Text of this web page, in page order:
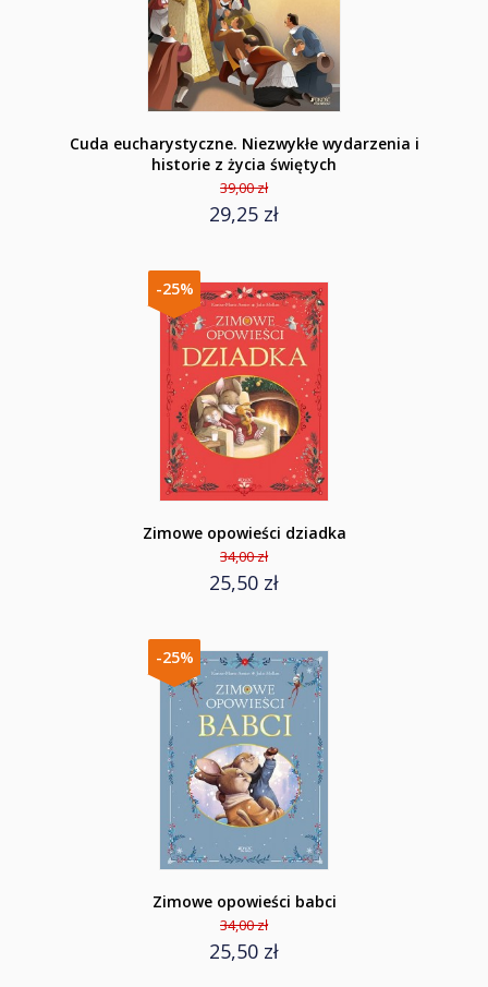
Cuda eucharystyczne. Niezwykłe wydarzenia i
historie z życia świętych
39,00 zł
29,25 zł
-25%
Zimowe opowieści dziadka
34,00 zł
25,50 zł
-25%
Zimowe opowieści babci
34,00 zł
25,50 zł